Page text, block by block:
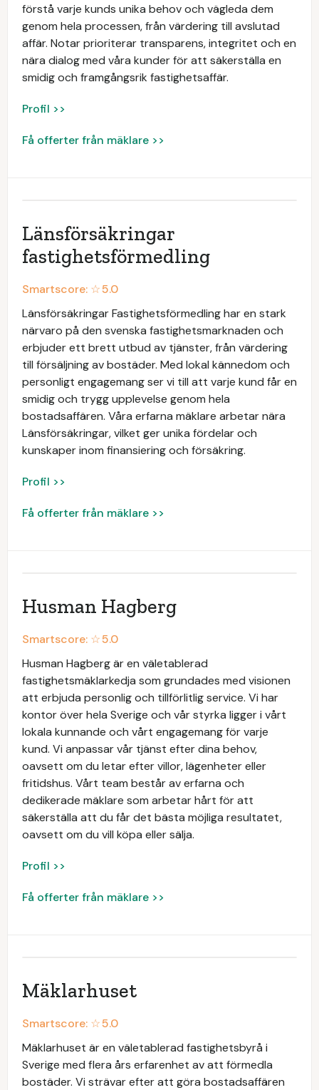
förstå varje kunds unika behov och vägleda dem
genom hela processen, från värdering till avslutad
affär. Notar prioriterar transparens, integritet och en
nära dialog med våra kunder för att säkerställa en
smidig och framgångsrik fastighetsaffär.
Profil >>
Få offerter från mäklare >>
Länsförsäkringar
fastighetsförmedling
Smartscore: ☆5.0
Länsförsäkringar Fastighetsförmedling har en stark
närvaro på den svenska fastighetsmarknaden och
erbjuder ett brett utbud av tjänster, från värdering
till försäljning av bostäder. Med lokal kännedom och
personligt engagemang ser vi till att varje kund får en
smidig och trygg upplevelse genom hela
bostadsaffären. Våra erfarna mäklare arbetar nära
Länsförsäkringar, vilket ger unika fördelar och
kunskaper inom finansiering och försäkring.
Profil >>
Få offerter från mäklare >>
Husman Hagberg
Smartscore: ☆5.0
Husman Hagberg är en väletablerad
fastighetsmäklarkedja som grundades med visionen
att erbjuda personlig och tillförlitlig service. Vi har
kontor över hela Sverige och vår styrka ligger i vårt
lokala kunnande och vårt engagemang för varje
kund. Vi anpassar vår tjänst efter dina behov,
oavsett om du letar efter villor, lägenheter eller
fritidshus. Vårt team består av erfarna och
dedikerade mäklare som arbetar hårt för att
säkerställa att du får det bästa möjliga resultatet,
oavsett om du vill köpa eller sälja.
Profil >>
Få offerter från mäklare >>
Mäklarhuset
Smartscore: ☆5.0
Mäklarhuset är en väletablerad fastighetsbyrå i
Sverige med flera års erfarenhet av att förmedla
bostäder. Vi strävar efter att göra bostadsaffären